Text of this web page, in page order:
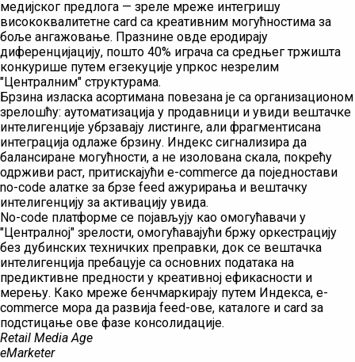
медијског предлога — зреле мреже интегришу
висококвалитетне card са креативним могућностима за
боље ангажовање. Празнине овде еродирају
диференцијацију, пошто 40% играча са средњег тржишта
конкурише путем егзекуције упркос незрелим
"Централним" структурама.
Брзина изласка асортимана повезана је са организационом
зрелошћу: аутоматизација у продавници и увиди вештачке
интелигенције убрзавају листинге, али фрагментисана
интеграција одлаже брзину. Индекс сигнализира да
балансиране могућности, а не изолована скала, покрећу
одрживи раст, притискајући e-commerce да поједностави
no-code алатке за брзе feed ажурирања и вештачку
интелигенцију за активацију увида.
No-code платформе се појављују као омогућавачи у
"Централној" зрелости, омогућавајући бржу оркестрацију
без дубинских техничких преправки, док се вештачка
интелигенција пребацује са основних података на
предиктивне предности у креативној ефикасности и
мерењу. Како мреже бенчмаркирају путем Индекса, e-
commerce мора да развија feеd-ове, каталоге и card за
подстицање ове фазе консолидације.
Retail Media Age
eMarketer